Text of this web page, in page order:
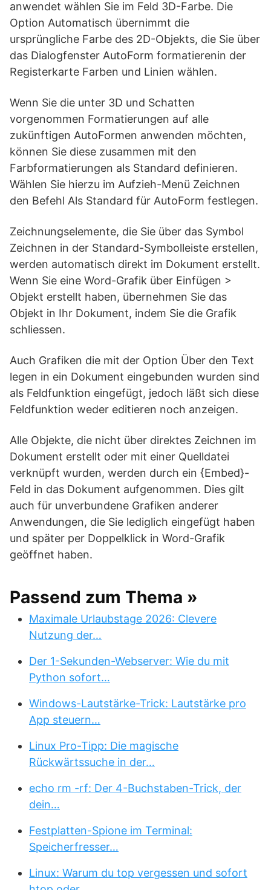
anwendet wählen Sie im Feld 3D-Farbe. Die
Option Automatisch übernimmt die
ursprüngliche Farbe des 2D-Objekts, die Sie über
das Dialogfenster AutoForm formatierenin der
Registerkarte Farben und Linien wählen.
Wenn Sie die unter 3D und Schatten
vorgenommen Formatierungen auf alle
zukünftigen AutoFormen anwenden möchten,
können Sie diese zusammen mit den
Farbformatierungen als Standard definieren.
Wählen Sie hierzu im Aufzieh-Menü Zeichnen
den Befehl Als Standard für AutoForm festlegen.
Zeichnungselemente, die Sie über das Symbol
Zeichnen in der Standard-Symbolleiste erstellen,
werden automatisch direkt im Dokument erstellt.
Wenn Sie eine Word-Grafik über Einfügen >
Objekt erstellt haben, übernehmen Sie das
Objekt in Ihr Dokument, indem Sie die Grafik
schliessen.
Auch Grafiken die mit der Option Über den Text
legen in ein Dokument eingebunden wurden sind
als Feldfunktion eingefügt, jedoch läßt sich diese
Feldfunktion weder editieren noch anzeigen.
Alle Objekte, die nicht über direktes Zeichnen im
Dokument erstellt oder mit einer Quelldatei
verknüpft wurden, werden durch ein {Embed}-
Feld in das Dokument aufgenommen. Dies gilt
auch für unverbundene Grafiken anderer
Anwendungen, die Sie lediglich eingefügt haben
und später per Doppelklick in Word-Grafik
geöffnet haben.
Passend zum Thema »
Maximale Urlaubstage 2026: Clevere
Nutzung der…
Der 1-Sekunden-Webserver: Wie du mit
Python sofort…
Windows-Lautstärke-Trick: Lautstärke pro
App steuern…
Linux Pro-Tipp: Die magische
Rückwärtssuche in der…
echo rm -rf: Der 4-Buchstaben-Trick, der
dein…
Festplatten-Spione im Terminal:
Speicherfresser…
Linux: Warum du top vergessen und sofort